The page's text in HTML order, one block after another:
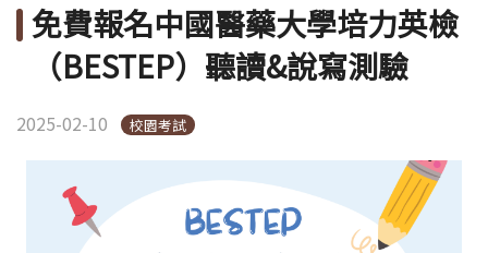
English(link is external)
免費報名中國醫藥大學培力英檢
（BESTEP）聽讀&說寫測驗
2025-02-10 校園考試